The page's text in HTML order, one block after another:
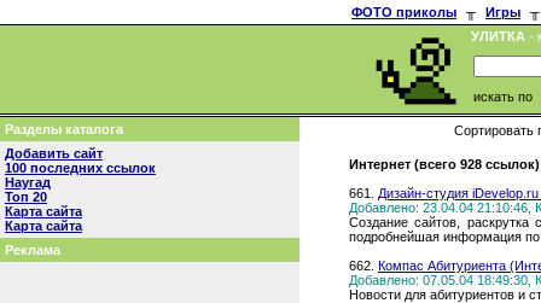
ФОТО приколы ╥ Игры
╥
УЛИТКА -
искать по
Разделы каталога
Добавить сайт
100 последних ссылок
Наугад
Топ 20
Карта сайта
Карта сайта
Реклама
Сортировать
Интернет (всего 928 ссылок)
661. Дизайн-студия
Добавлено: 23.04.04 21:10:46,
Создание сайтов, раскрутка
подробнейшая информация по
662. Компас Абитуриента
Добавлено: 07.05.04 18:49:30,
Новости для абитуриентов и